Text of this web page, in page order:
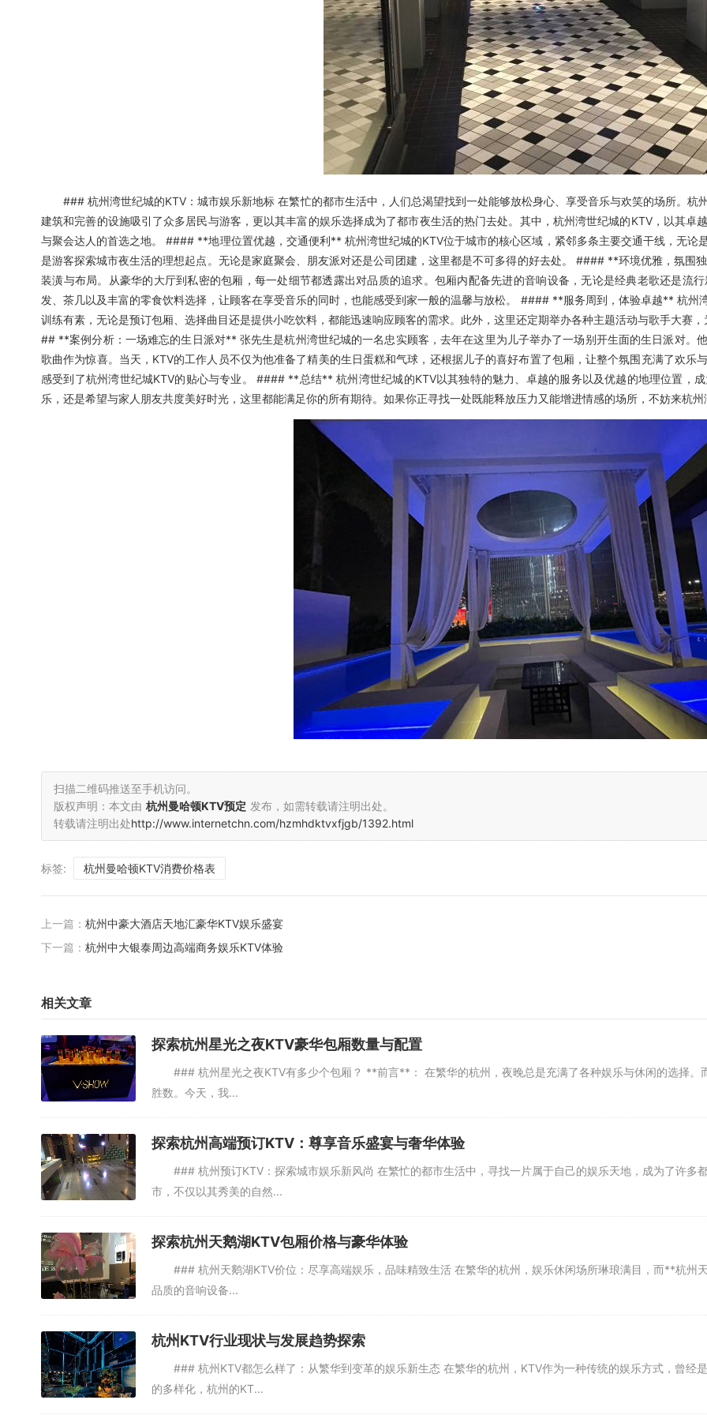
### 杭州湾世纪城的KTV：城市娱乐新地标 在繁忙的都市生活中，人们总渴望找到一处能够放松身心、享受音乐与欢笑的场所。杭
建筑和完善的设施吸引了众多居民与游客，更以其丰富的娱乐选择成为了都市夜生活的热门去处。其中，杭州湾世纪城的KTV，以其卓
与聚会达人的首选之地。 #### **地理位置优越，交通便利** 杭州湾世纪城的KTV位于城市的核心区域，紧邻多条主要交通干线，无论
是游客探索城市夜生活的理想起点。无论是家庭聚会、朋友派对还是公司团建，这里都是不可多得的好去处。 #### **环境优雅，氛围
装潢与布局。从豪华的大厅到私密的包厢，每一处细节都透露出对品质的追求。包厢内配备先进的音响设备，无论是经典老歌还是流
发、茶几以及丰富的零食饮料选择，让顾客在享受音乐的同时，也能感受到家一般的温馨与放松。 #### **服务周到，体验卓越** 杭州
训练有素，无论是预订包厢、选择曲目还是提供小吃饮料，都能迅速响应顾客的需求。此外，这里还定期举办各种主题活动与歌手大赛
## **案例分析：一场难忘的生日派对** 张先生是杭州湾世纪城的一名忠实顾客，去年在这里为儿子举办了一场别开生面的生日派对。
歌曲作为惊喜。当天，KTV的工作人员不仅为他准备了精美的生日蛋糕和气球，还根据儿子的喜好布置了包厢，让整个氛围充满了欢乐
感受到了杭州湾世纪城KTV的贴心与专业。 #### **总结** 杭州湾世纪城的KTV以其独特的魅力、卓越的服务以及优越的地理位置，
乐，还是希望与家人朋友共度美好时光，这里都能满足你的所有期待。如果你正寻找一处既能释放压力又能增进情感的场所，不妨来杭
扫描二维码推送至手机访问。
版权声明：本文由 杭州曼哈顿KTV预定 发布，如需转载请注明出处。
转载请注明出处http://www.internetchn.com/hzmhdktvxfjgb/1392.html
标签: 杭州曼哈顿KTV消费价格表
上一篇： 杭州中豪大酒店天地汇豪华KTV娱乐盛宴
下一篇： 杭州中大银泰周边高端商务娱乐KTV体验
相关文章
探索杭州星光之夜KTV豪华包厢数量与配置
### 杭州星光之夜KTV有多少个包厢？ **前言**： 在繁华的杭州，夜晚总是充满了各种娱乐与休闲的选择。
胜数。今天，我...
探索杭州高端预订KTV：尊享音乐盛宴与奢华体验
### 杭州预订KTV：探索城市娱乐新风尚 在繁忙的都市生活中，寻找一片属于自己的娱乐天地，成为了许多
市，不仅以其秀美的自然...
探索杭州天鹅湖KTV包厢价格与豪华体验
### 杭州天鹅湖KTV价位：尽享高端娱乐，品味精致生活 在繁华的杭州，娱乐休闲场所琳琅满目，而**杭州
品质的音响设备...
杭州KTV行业现状与发展趋势探索
### 杭州KTV都怎么样了：从繁华到变革的娱乐新生态 在繁华的杭州，KTV作为一种传统的娱乐方式，曾经
的多样化，杭州的KT...